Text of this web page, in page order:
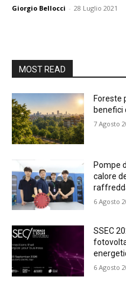
Giorgio Bellocci - 28 Luglio 2021
MOST READ
Foreste
benefici
7 Agosto
Pompe
calore
6 Agosto
SSEC
6 Agosto